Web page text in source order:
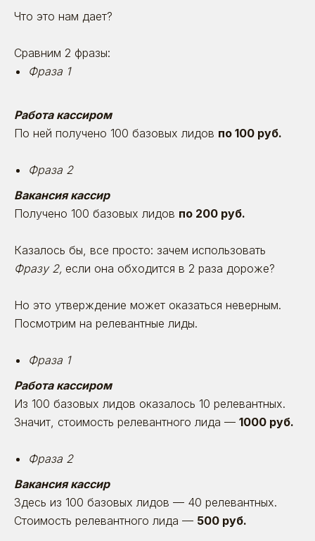
Что это нам дает?
Сравним 2 фразы:
Фраза 1
Работа кассиром
По ней получено 100 базовых лидов по 100 руб.
Фраза 2
Вакансия кассир
Получено 100 базовых лидов по 200 руб.
Казалось бы, все просто: зачем использовать
Фразу 2, если она обходится в 2 раза дороже?
Но это утверждение может оказаться неверным.
Посмотрим на релевантные лиды.
Фраза 1
Работа кассиром
Из 100 базовых лидов оказалось 10 релевантных.
Значит, стоимость релевантного лида — 1000 руб.
Фраза 2
Вакансия кассир
Здесь из 100 базовых лидов — 40 релевантных.
Стоимость релевантного лида — 500 руб.